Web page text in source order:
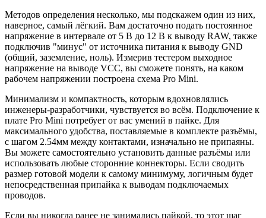
Методов определения несколько, мы подскажем один из них,
наверное, самый лёгкий. Вам достаточно подать постоянное
напряжение в интервале от 5 В до 12 В к выводу RAW, также
подключив "минус" от источника питания к выводу GND
(общий, заземление, ноль). Измерив тестером выходное
напряжение на выводе VCC, вы сможете понять, на каком
рабочем напряжении построена схема Pro Mini.
Минимализм и компактность, которым вдохновлялись
инженеры-разработчики, чувствуется во всём. Подключение к
плате Pro Mini потребует от вас умений в пайке. Для
максимального удобства, поставляемые в комплекте разъёмы,
с шагом 2.54мм между контактами, изначально не припаяны.
Вы можете самостоятельно установить данные разъёмы или
использовать любые сторонние коннекторы. Если сводить
размер готовой модели к самому минимуму, логичным будет
непосредственная припайка к выводам подключаемых
проводов.
Если вы никогда ранее не занимались пайкой, то этот шаг